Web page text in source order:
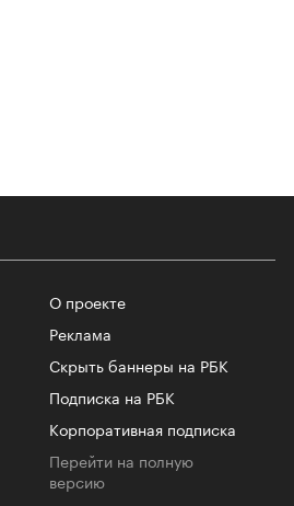
О проекте
Реклама
Скрыть баннеры на РБК
Подписка на РБК
Корпоративная подписка
Перейти на полную
версию